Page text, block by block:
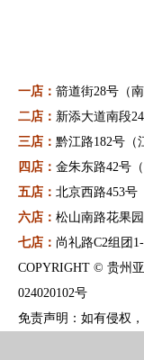
一店： 箭道街28号（
二店： 新添大道南段
三店： 黔江路182号（
四店： 金朱东路42号
五店： 北京西路453号
六店： 松山南路花果
七店： 尚礼路C2组团
COPYRIGHT © 贵州
024020102号
免责声明：如有侵权